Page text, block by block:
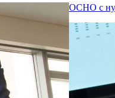
ОСНО с